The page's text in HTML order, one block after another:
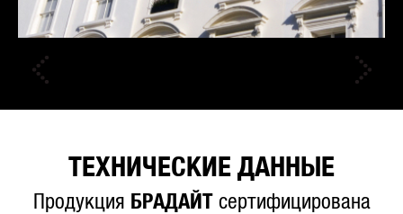
ТЕХНИЧЕСКИЕ ДАННЫЕ
Продукция БРАДАЙТсертифицирована